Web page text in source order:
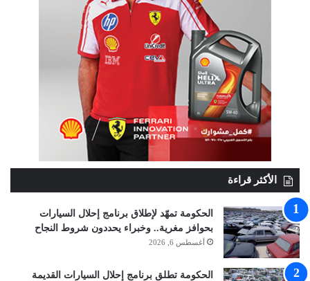
الأكثر قراءة
الحكومة تمهّد لإطلاق برنامج إحلال السيارات
بحوافز مغرية.. وخبراء يحددون شروط النجاح
أغسطس 6, 2026
الحكومة تطلق برنامج إحلال السيارات القديمة